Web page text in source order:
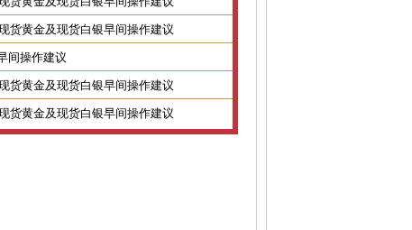
货黄金及现货白银早间操作建议
间操作建议
货黄金及现货白银早间操作建议
货黄金及现货白银早间操作建议